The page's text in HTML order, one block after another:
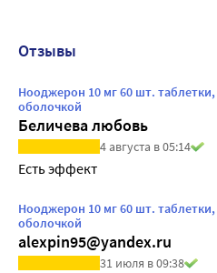
Отзывы
Нооджерон 10 мг 60 шт.
оболочкой
Беличева любовь
4 августа в 05:14
Есть эффект
Нооджерон 10 мг 60 шт.
оболочкой
alexpin95@yandex.ru
31 июля в 09:38